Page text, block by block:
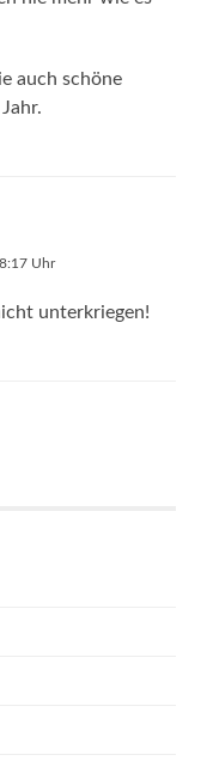
auch schöne
Uhr
unterkriegen!